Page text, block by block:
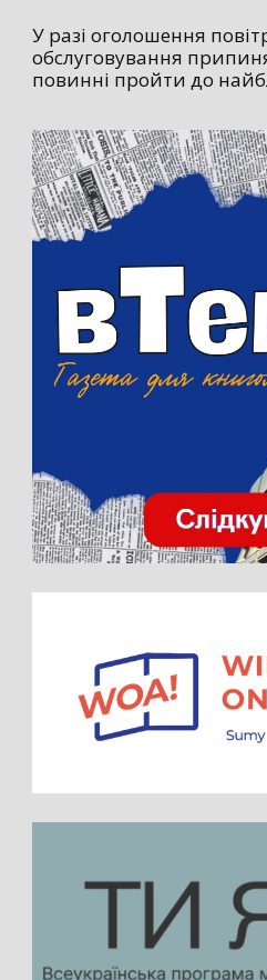
У разі оголошення
обслуговування
повинні пройти до